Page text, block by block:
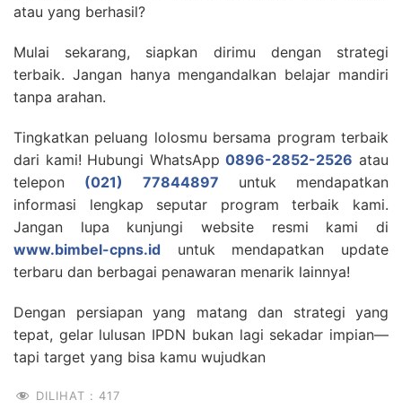
atau yang berhasil?
Mulai sekarang, siapkan dirimu dengan strategi
terbaik. Jangan hanya mengandalkan belajar mandiri
tanpa arahan.
Tingkatkan peluang lolosmu bersama program terbaik
dari kami! Hubungi WhatsApp0896-2852-2526 atau
telepon (021) 77844897 untuk mendapatkan
informasi lengkap seputar program terbaik kami.
Jangan lupa kunjungi website resmi kami di
www.bimbel-cpns.id untuk mendapatkan update
terbaru dan berbagai penawaran menarik lainnya!
Dengan persiapan yang matang dan strategi yang
tepat, gelar lulusan IPDN bukan lagi sekadar impian—
tapi target yang bisa kamu wujudkan
DILIHAT : 417